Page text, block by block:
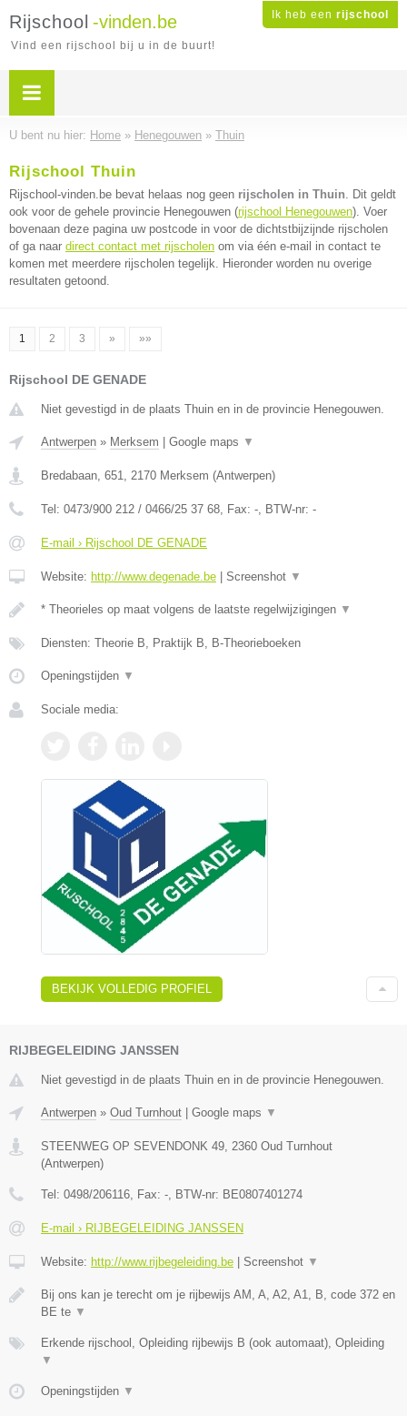
Ik heb een rijschool
Rijschool -vinden.be
Vind een rijschool bij u in de buurt!
U bent nu hier: Home » Henegouwen » Thuin
Rijschool Thuin
Rijschool-vinden.be bevat helaas nog geen rijscholen in Thuin. Dit geldt
ook voor de gehele provincie Henegouwen (rijschool Henegouwen). Voer
bovenaan deze pagina uw postcode in voor de dichtstbijzijnde rijscholen
of ga naar direct contact met rijscholen om via één e-mail in contact te
komen met meerdere rijscholen tegelijk. Hieronder worden nu overige
resultaten getoond.
1 2 3 » »»
Rijschool DE GENADE
Niet gevestigd in de plaats Thuin en in de provincie Henegouwen.
Antwerpen » Merksem Google maps ▼
Bredabaan, 651, 2170 Merksem (Antwerpen)
Tel: 0473/900 212 / 0466/25 37 68, Fax: -, BTW-nr: -
E-mail › Rijschool DE GENADE
Website: http://www.degenade.be Screenshot ▼
* Theorieles op maat volgens de laatste regelwijzigingen ▼
Diensten: Theorie B, Praktijk B, B-Theorieboeken
Openingstijden ▼
Sociale media:
BEKIJK VOLLEDIG PROFIEL
RIJBEGELEIDING JANSSEN
Niet gevestigd in de plaats Thuin en in de provincie Henegouwen.
Antwerpen » Oud Turnhout Google maps ▼
STEENWEG OP SEVENDONK 49, 2360 Oud Turnhout
(Antwerpen)
Tel: 0498/206116, Fax: -, BTW-nr: BE0807401274
E-mail › RIJBEGELEIDING JANSSEN
Website: http://www.rijbegeleiding.be Screenshot ▼
Bij ons kan je terecht om je rijbewijs AM, A, A2, A1, B, code 372 en
BE te ▼
Erkende rijschool, Opleiding rijbewijs B (ook automaat), Opleiding
▼
Openingstijden ▼